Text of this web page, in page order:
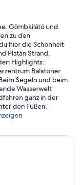
Gömbkilátó und
zu den
hier die Schönheit
Platán Strand.
Highlights:
Balatoner
Segeln und beim
Wasserwelt
ganz in der
den Füßen.